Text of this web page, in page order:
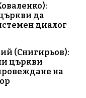
да
диалог
(Снигирьов):
църкви
на